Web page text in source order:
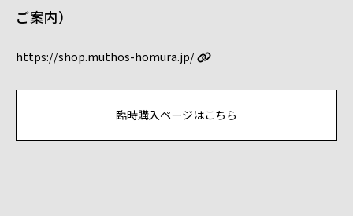
ご案内）
https://shop.muthos-homura.jp/
臨時購入ページはこちら